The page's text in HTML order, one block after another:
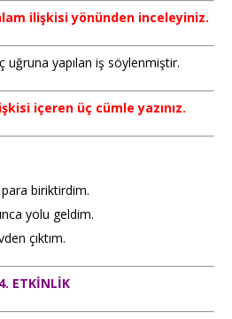
ilişkisi yönünden inceleyiniz.
uğruna yapılan iş söylenmiştir.
içeren üç cümle yazınız.
biriktirdim.
yolu geldim.
çıktım.
4. ETKİNLİK